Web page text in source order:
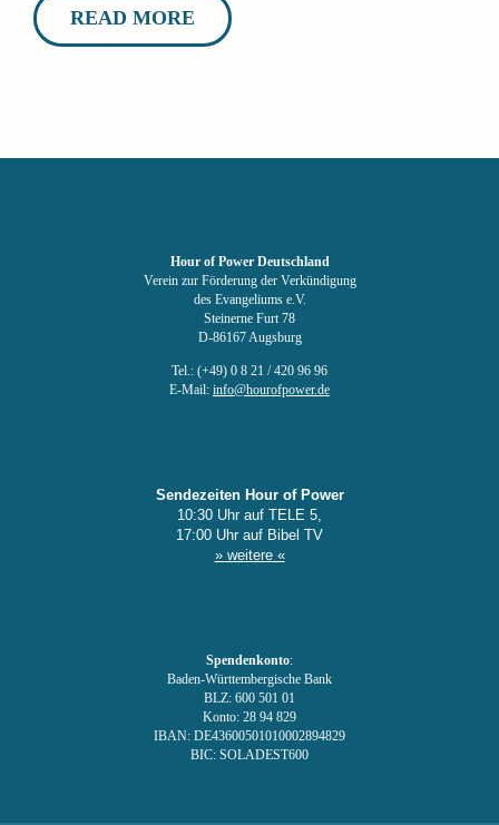
READ MORE
Hour of Power Deutschland
Verein zur Förderung der Verkündigung
des Evangeliums e.V.
Steinerne Furt 78
D-86167 Augsburg
Tel.: (+49) 0 8 21 / 420 96 96
E-Mail: info@hourofpower.de
Sendezeiten Hour of Power
10:30 Uhr auf TELE 5,
17:00 Uhr auf Bibel TV
» weitere «
Spendenkonto:
Baden-Württembergische Bank
BLZ: 600 501 01
Konto: 28 94 829
IBAN: DE43600501010002894829
BIC: SOLADEST600